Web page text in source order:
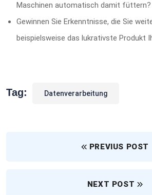
Maschinen automatisch damit füttern?
Gewinnen Sie Erkenntnisse, die Sie
beispielsweise das lukrativste Produkt
Tag: Datenverarbeitung
PREVIUS POST
NEXT POST